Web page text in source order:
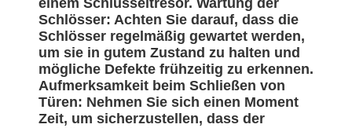
einem Schlüsseltresor. Wartung der
Schlösser: Achten Sie darauf, dass die
Schlösser regelmäßig gewartet werden,
um sie in gutem Zustand zu halten und
mögliche Defekte frühzeitig zu erkennen.
Aufmerksamkeit beim Schließen von
Türen: Nehmen Sie sich einen Moment
Zeit, um sicherzustellen, dass der